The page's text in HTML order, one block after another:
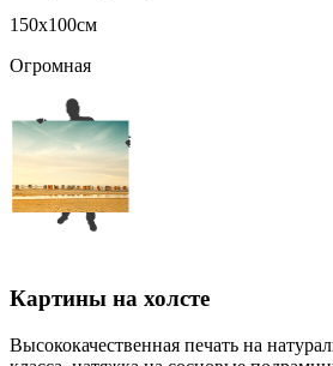
150х100см
Огромная
Картины на холсте
Высококачественная печать на